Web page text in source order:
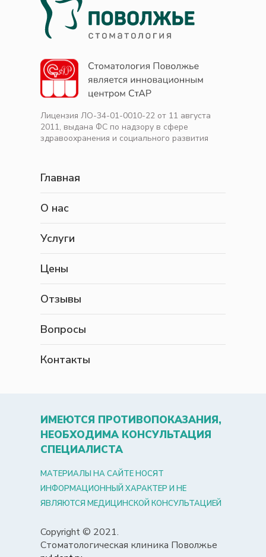
Лицензия ЛО-34-01-0010-22 от 11 августа
2011, выдана ФС по надзору в сфере
здравоохранения и социального развития
Главная
О нас
Услуги
Цены
Отзывы
Вопросы
Контакты
ИМЕЮТСЯ ПРОТИВОПОКАЗАНИЯ,
НЕОБХОДИМА КОНСУЛЬТАЦИЯ
СПЕЦИАЛИСТА
МАТЕРИАЛЫ НА САЙТЕ НОСЯТ
ИНФОРМАЦИОННЫЙ ХАРАКТЕР И НЕ
ЯВЛЯЮТСЯ МЕДИЦИНСКОЙ КОНСУЛЬТАЦИЕЙ
Copyright © 2021.
Стоматологическая клиника Поволжье